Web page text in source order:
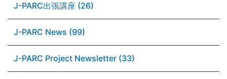
J-PARC出張講座 (26)
J-PARC News (99)
J-PARC Project Newsletter (33)